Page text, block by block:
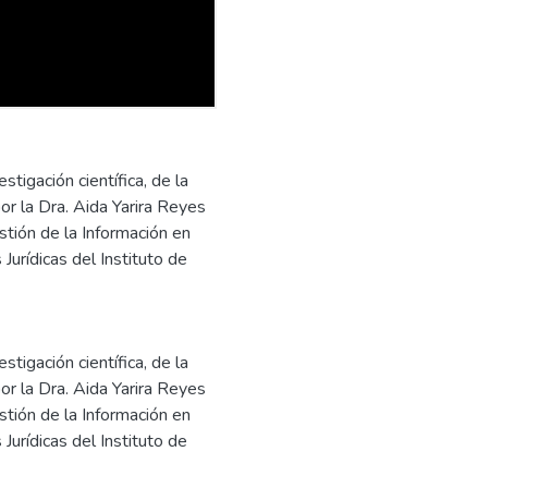
científica, de la
la Dra. Aida Yarira Reyes
de la Información en
del Instituto de
científica, de la
la Dra. Aida Yarira Reyes
de la Información en
del Instituto de